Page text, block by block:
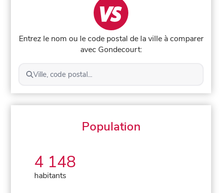
Entrez le nom ou le code postal de la ville à comparer
avec Gondecourt:
Ville, code postal...
Population
4 148
habitants